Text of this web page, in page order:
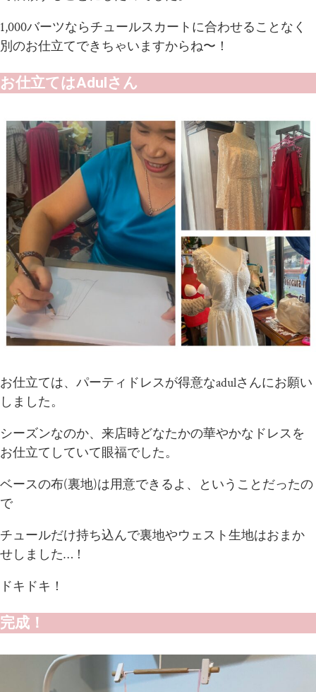
1,000バーツならチュールスカートに合わせることなく
別のお仕立てできちゃいますからね〜！
お仕立てはAdulさん
お仕立ては、パーティドレスが得意なadulさんにお願い
しました。
シーズンなのか、来店時どなたかの華やかなドレスを
お仕立てしていて眼福でした。
ベースの布(裏地)は用意できるよ、ということだったの
で
チュールだけ持ち込んで裏地やウェスト生地はおまか
せしました…！
ドキドキ！
完成！